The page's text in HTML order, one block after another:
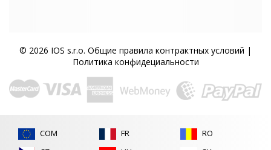
© 2026 IOS s.r.o. Общие правила контрактных условий |
Политика конфидециальности
COM
FR
RO